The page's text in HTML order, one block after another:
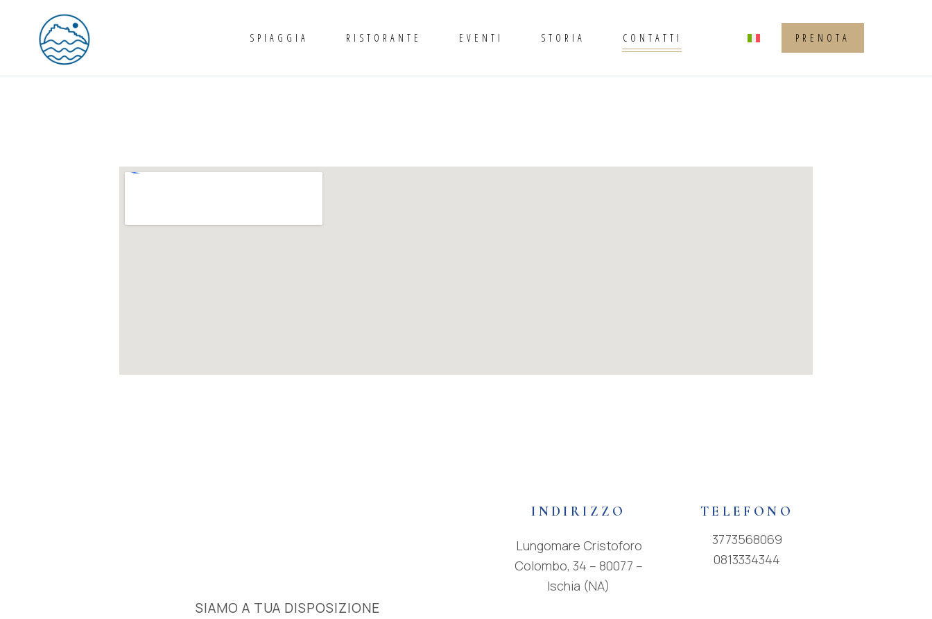
SPIAGGIA RISTORANTE EVENTI STORIA CONTATTI PRENOTA
SIAMO A TUA DISPOSIZIONE
INDIRIZZO
Lungomare Cristoforo
Colombo, 34 – 80077 –
Ischia (NA)
TELEFONO
3773568069
0813334344